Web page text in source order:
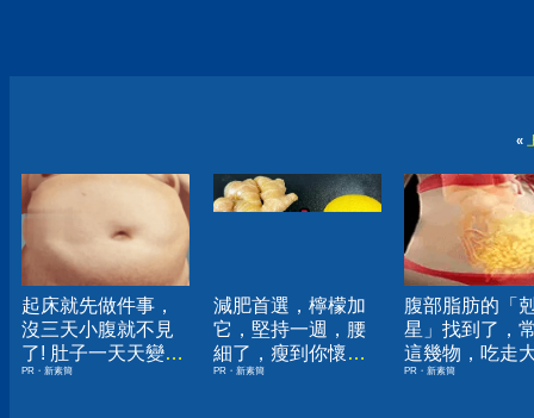
«
起床就先做件事，
沒三天小腹就不見
了! 肚子一天天變
小！
PR・新素簡
減肥首選，檸檬加
它，堅持一週，腰
細了，瘦到你懷疑
人生
PR・新素簡
腹部脂肪的「
星」找到了，
這幾物，吃走
囊，瘦出小蠻
PR・新素簡